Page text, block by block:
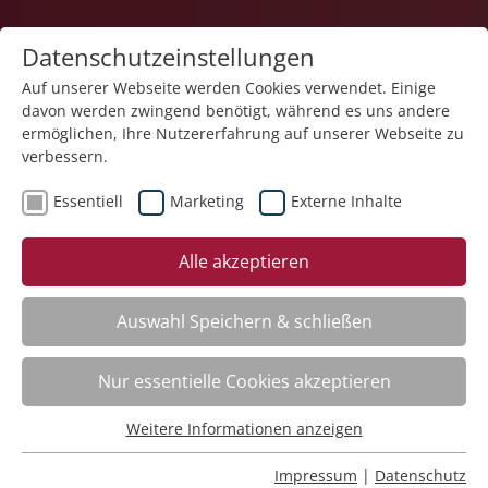
Vertiefung: Pädagogische Arbeit mit
Menschen mit Behinderung
Datenschutzeinstellungen
Auf unserer Webseite werden Cookies verwendet. Einige
davon werden zwingend benötigt, während es uns andere
ermöglichen, Ihre Nutzererfahrung auf unserer Webseite zu
verbessern.
Essentiell Marketing Externe Inhalte
Alle akzeptieren
Auswahl Speichern & schließen
Nur essentielle Cookies akzeptieren
Essentielle Cookies werden für grundlegende Funktionen
Weitere Informationen anzeigen
Impressum | Datenschutz